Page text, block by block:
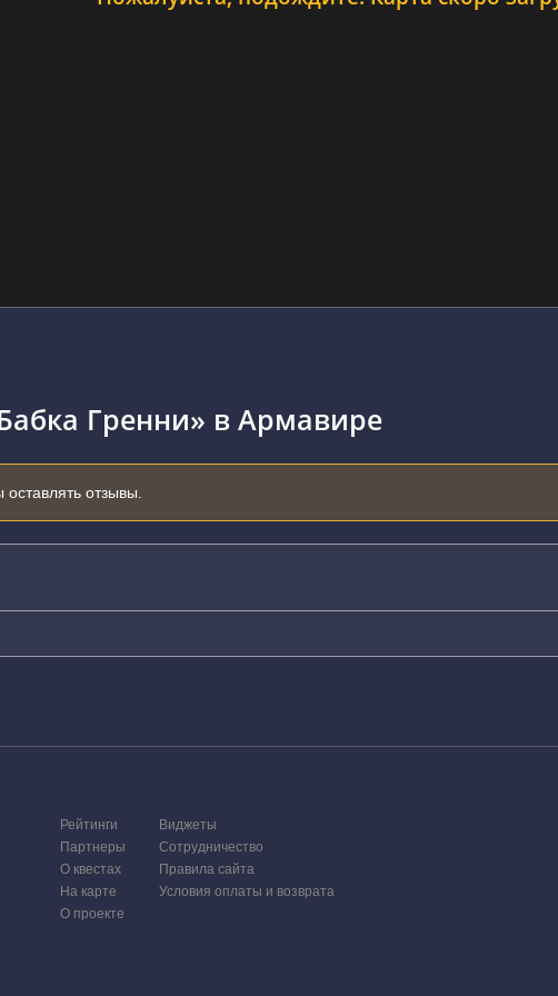
Гренни» в Армавире
оставлять отзывы.
Рейтинги
Партнеры
О квестах
На карте
О проекте
Виджеты
Сотрудничество
Правила сайта
Условия оплаты и возврата